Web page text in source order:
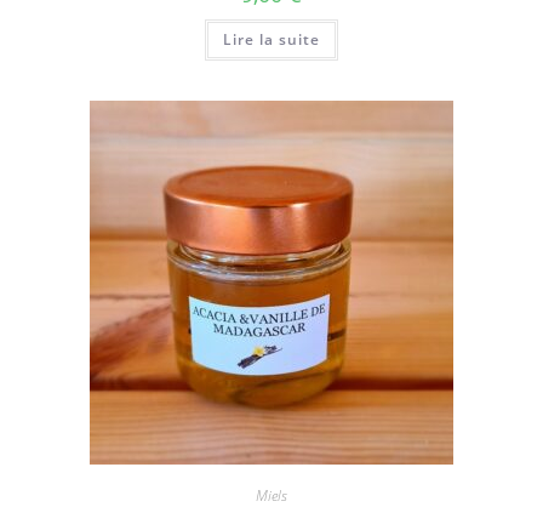
Lire la suite
Miels